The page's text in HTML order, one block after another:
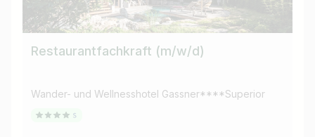
Restaurantfachkraft (m/w/d)
Wander- und Wellnesshotel Gassner****Superior